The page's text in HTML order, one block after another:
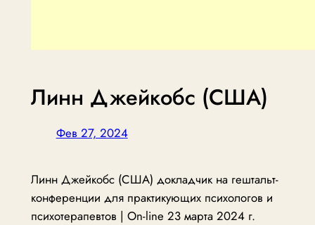
Линн Джейкобс (США)
Фев 27, 2024
Линн Джейкобс (США) докладчик на гештальт-
конференции для практикующих психологов и
психотерапевтов | On-line 23 марта 2024 г.